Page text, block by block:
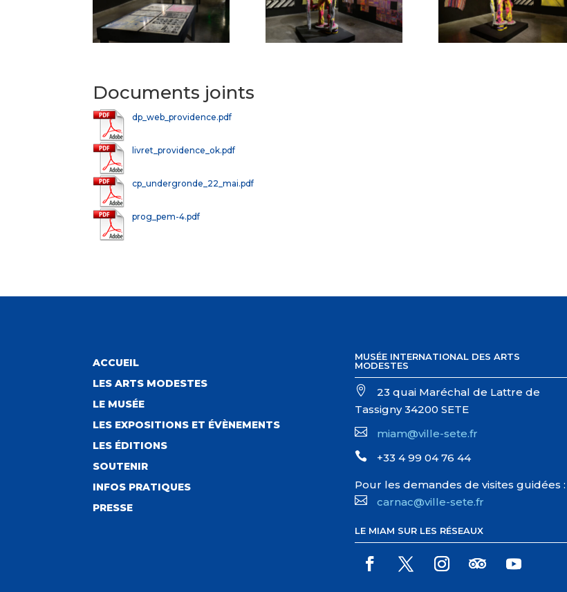
Documents joints
dp_web_providence.pdf
livret_providence_ok.pdf
cp_undergronde_22_mai.pdf
prog_pem-4.pdf
ACCUEIL
LES ARTS MODESTES
LE MUSÉE
LES EXPOSITIONS ET ÉVÈNEMENTS
LES ÉDITIONS
SOUTENIR
INFOS PRATIQUES
PRESSE
MUSÉE INTERNATIONAL DES ARTS
MODESTES

23 quai Maréchal de Lattre de
Tassigny 34200 SETE
 miam@ville-sete.fr
 +33 4 99 04 76 44
Pour les demandes de visites guidées :
 carnac@ville-sete.fr
LE MIAM SUR LES RÉSEAUX